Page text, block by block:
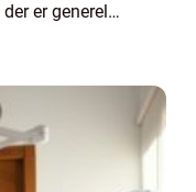
er generelt